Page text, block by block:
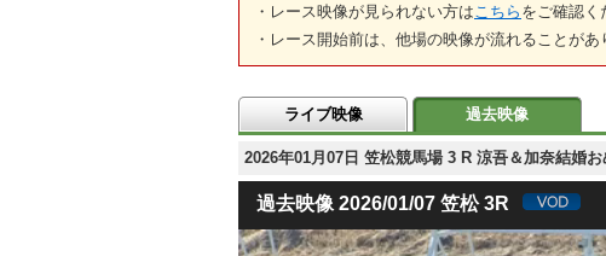
・レース映像が見られない方は こちら をご確認く
・レース開始前は、他場の映像が流れることがあ
ライブ映像 過去映像
2026年01月07日 笠松競馬場 3 R 涼吾＆加奈結婚
過去映像 2026/01/07 笠松 3R